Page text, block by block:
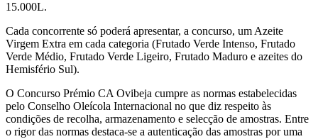
15.000L.
Cada concorrente só poderá apresentar, a concurso, um Azeite
Virgem Extra em cada categoria (Frutado Verde Intenso, Frutado
Verde Médio, Frutado Verde Ligeiro, Frutado Maduro e azeites do
Hemisfério Sul).
O Concurso Prémio CA Ovibeja cumpre as normas estabelecidas
pelo Conselho Oleícola Internacional no que diz respeito às
condições de recolha, armazenamento e selecção de amostras. Entre
o rigor das normas destaca-se a autenticação das amostras por uma